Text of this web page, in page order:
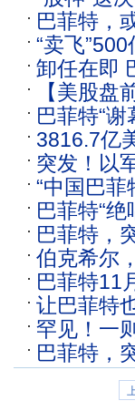
果股票
巴菲特，
“卖飞
果股票
卸任在即
【美股
Q3现金储
星SDI购
技涨超4%
巴菲特“
继任者储
3816.7亿
菲特将不
突发！以
3816亿美
“中国巴
他们每年
巴菲特“
巴菲特，
伯克希尔
验
巴菲特11
价”会否褪
让巴菲特
额下滑
罕见！一
巴菲特，
分析师：